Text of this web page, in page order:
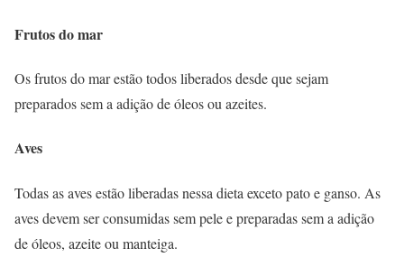
Frutos do mar
Os frutos do mar estão todos liberados desde que sejam
preparados sem a adição de óleos ou azeites.
Aves
Todas as aves estão liberadas nessa dieta exceto pato e ganso. As
aves devem ser consumidas sem pele e preparadas sem a adição
de óleos, azeite ou manteiga.